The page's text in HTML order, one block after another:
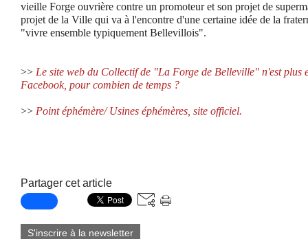
vieille Forge ouvrière contre un promoteur et son projet de
projet de la Ville qui va à l'encontre d'une certaine idée de la
"vivre ensemble typiquement Bellevillois".
>> Le site web du Collectif de "La Forge de Belleville" n'est plus
Facebook, pour combien de temps ?
>> Point éphémère/ Usines éphémères, site officiel.
Partager cet article
S'inscrire à la newsletter